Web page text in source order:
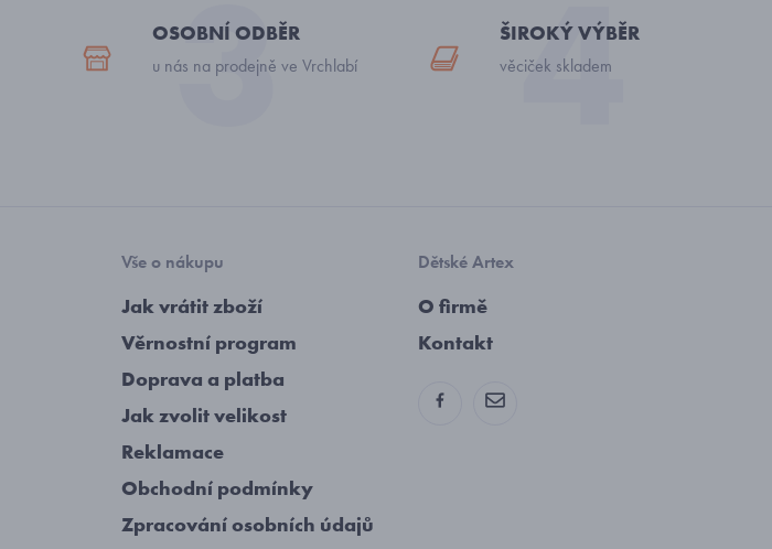
OSOBNÍ ODBĚR
u nás na prodejně ve Vrchlabí
ŠIROKÝ VÝBĚR
věciček skladem
Vše o nákupu
Jak vrátit zboží
Věrnostní program
Doprava a platba
Jak zvolit velikost
Reklamace
Obchodní podmínky
Zpracování osobních údajů
Dětské Artex
O firmě
Kontakt